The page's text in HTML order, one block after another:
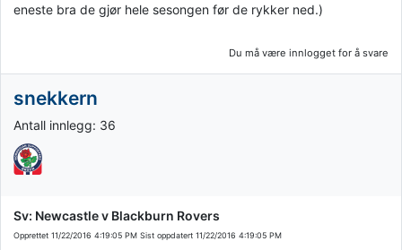
eneste bra de gjør hele sesongen før de rykker ned.)
Du må være innlogget for å svare
snekkern
Antall innlegg: 36
Sv: Newcastle v Blackburn Rovers
Opprettet 11/22/2016 4:19:05 PM Sist oppdatert 11/22/2016 4:19:05 PM